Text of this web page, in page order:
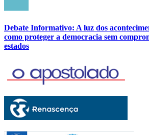
Debate Informativo: A luz dos
como proteger a democracia sem
estados